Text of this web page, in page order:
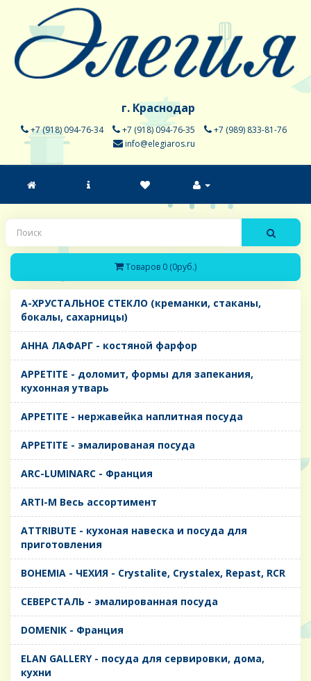
г. Краснодар
+7 (918) 094-76-34 +7 (918) 094-76-35
+7 (989) 833-81-76
info@elegiaros.ru
Товаров 0 (0руб.)
A-ХРУСТАЛЬНОЕ СТЕКЛО (креманки, стаканы,
бокалы, сахарницы)
AHHA ЛАФАРГ - костяной фарфор
APPETITE - доломит, формы для запекания,
кухонная утварь
APPETITE - нержавейка наплитная посуда
APPETITE - эмалированая посуда
ARC-LUMINARC - Франция
ARTI-M Весь ассортимент
ATTRIBUTE - кухоная навеска и посуда для
приготовления
BOHEMIA - ЧЕХИЯ - Crystalite, Crystalex, Repast, RCR
CЕВЕРСТАЛЬ - эмалированная посуда
DOMENIK - Франция
ELAN GALLERY - посуда для сервировки, дома,
кухни